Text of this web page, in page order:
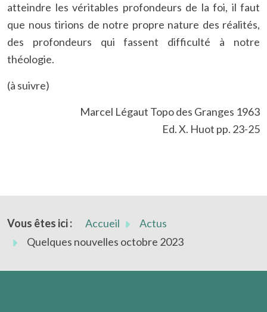
atteindre les véritables profondeurs de la foi, il faut
que nous tirions de notre propre nature des réalités,
des profondeurs qui fassent difficulté à notre
théologie.
(à suivre)
Marcel Légaut Topo des Granges 1963
Ed. X. Huot pp. 23-25
Vous êtes ici : Accueil
Actus
Quelques nouvelles octobre 2023